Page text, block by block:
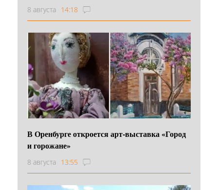
8 августа 14:18
В Оренбурге откроется арт-выставка «Город
и горожане»
8 августа 13:55